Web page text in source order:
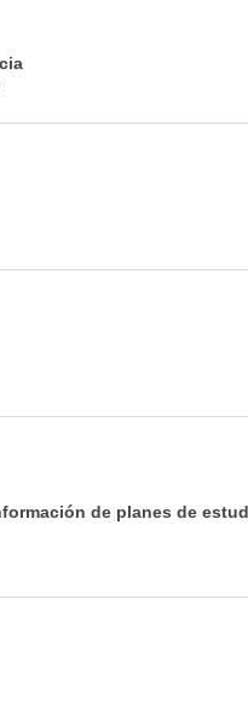
de planes de